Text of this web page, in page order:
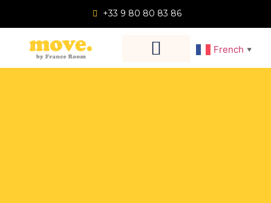
+33 9 80 80 83 86
French ▼